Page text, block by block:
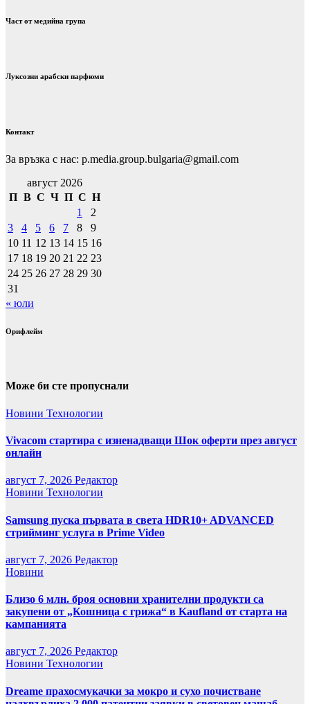
Част от медийна група
Луксозни арабски парфюми
Контакт
За връзка с нас: p.media.group.bulgaria@gmail.com
август 2026
П В С Ч П С Н
1
2
3
4 5 6 7 8
9
10 11 12 13 14 15 16
17 18 19 20 21 22 23
24 25 26 27 28 29 30
31
« юли
Орифлейм
Може би сте пропуснали
Новини Технологии
Vivacom стартира с изненадващи Шок оферти през август
онлайн
август 7, 2026 Редактор
Новини Технологии
Samsung пуска първата в света HDR10+ ADVANCED
стрийминг услуга в Prime Video
август 7, 2026 Редактор
Новини
Близо 6 млн. броя основни хранителни продукти са
закупени от „Кошница с грижа“ в Kaufland от старта на
кампанията
август 7, 2026 Редактор
Новини Технологии
Dreame прахосмукачки за мокро и сухо почистване